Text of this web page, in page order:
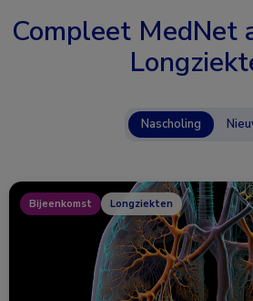
Compleet MedNet
Nascholing
Bijeenkomst Longziekten